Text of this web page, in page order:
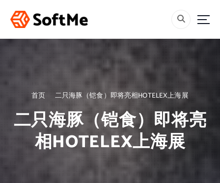
内
首页 二只海豚（铠食）即将亮相HOTELEX上海展
二只海豚（铠食）即将亮
相HOTELEX上海展